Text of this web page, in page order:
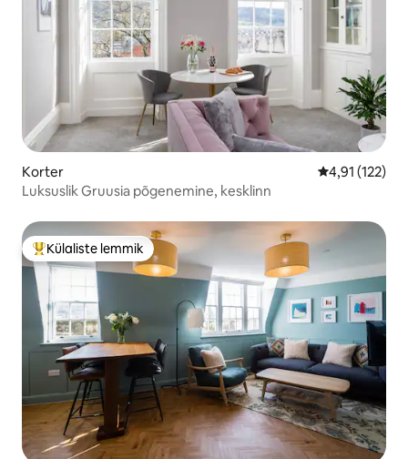
Korter Keskmine
4,91 (122)
Luksuslik Gruusia põgenemine, kesklinn
Külaliste suur lemmik
Külaliste lemmik